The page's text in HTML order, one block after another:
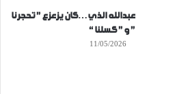
عبدالله الذي…كان يزعزع ” تحجرنا
” و ” كسلنا “
11/05/2026